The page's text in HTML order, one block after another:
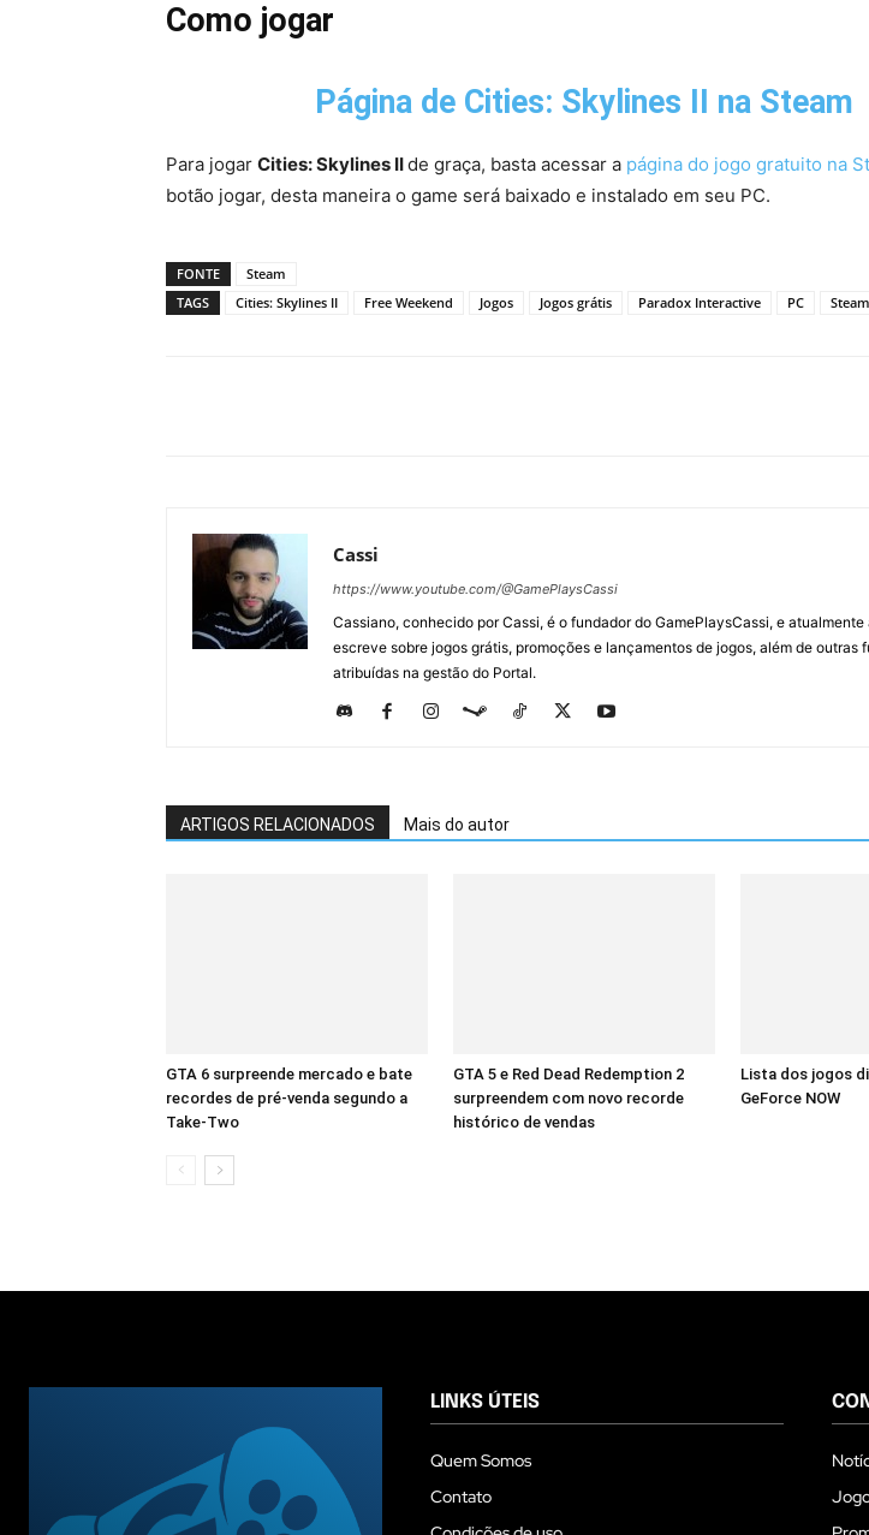
Como jogar
Página de Cities: Skylines II na Steam
Para jogar Cities: Skylines IIde graça, basta acessar a página do jogo gratuito na
botão jogar, desta maneira o game será baixado e instalado em seu PC.
FONTE
Steam
TAGS
Cities: Skylines II Free Weekend Jogos Jogos grátis Paradox Interactive PC Steam
Cassi
https://www.youtube.com/@GamePlaysCassi
Cassiano, conhecido por Cassi, é o fundador do GamePlaysCassi, e atualmente
escreve sobre jogos grátis, promoções e lançamentos de jogos, além de outras
atribuídas na gestão do Portal.
ARTIGOS RELACIONADOS Mais do autor
GTA 6 surpreende mercado e bate
recordes de pré-venda segundo a
Take-Two
GTA 5 e Red Dead Redemption 2
surpreendem com novo recorde
histórico de vendas
Lista dos jogos
GeForce NOW
LINKS ÚTEIS
Quem Somos
Contato